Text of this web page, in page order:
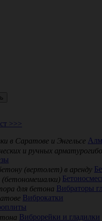
>>>
Вибраторы
Виброкатки
Виброрейки и гладилки